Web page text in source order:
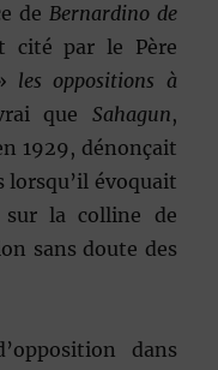
de Bernardino de
cité par le Père
les oppositions à
que Sahagun,
1929, dénonçait
lorsqu’il évoquait
sur la colline de
sans doute des
dans